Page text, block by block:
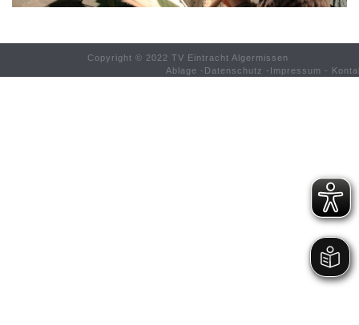
Copyright © 2022 TV Eintracht Algermissen
Ablage - Datenschutz - Impressum -